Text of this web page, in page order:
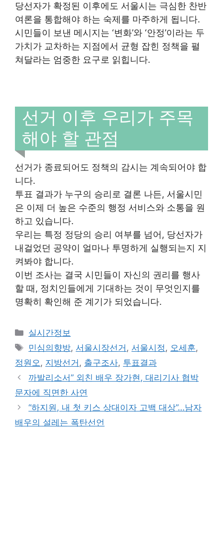
당선자가 확정된 이후에도 서울시는 극심한 찬반
여론을 통합해야 하는 숙제를 마주하게 됩니다.
시민들이 보낸 메시지는 ‘변화’와 ‘안정’이라는 두
가치가 교차하는 지점에서 균형 잡힌 정책을 펼
쳐달라는 엄중한 요구로 읽힙니다.
선거 이후 우리가 주목
해야 할 관점
선거가 종료되어도 정책의 감시는 계속되어야 합
니다.
투표 결과가 누구의 승리로 결론 나든, 서울시민
은 이제 더 높은 수준의 행정 서비스와 소통을 원
하고 있습니다.
우리는 특정 정당의 승리 여부를 넘어, 당선자가
내걸었던 공약이 얼마나 투명하게 실행되는지 지
켜봐야 합니다.
이번 조사는 결국 시민들이 자신의 권리를 행사
할 때, 정치인들에게 기대하는 것이 무엇인지를
명확히 확인해 준 계기가 되었습니다.
Categories
실시간정보
Tags
민심의향방, 서울시장선거 , 서울시정 , 오세훈,
정원오 , 지방선거 , 출구조사, 투표결과
까발리소서” 외친 배우 장가현, 대리기사 협박
문자에 직면한 사연
“하지원, 내 첫 키스 상대이자 고백 대상”…남자
배우의 설레는 폭탄선언